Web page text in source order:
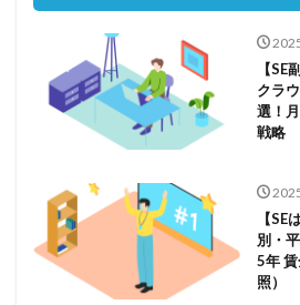
【
クラ
選！
戦略
【SE
別・
5年
照）